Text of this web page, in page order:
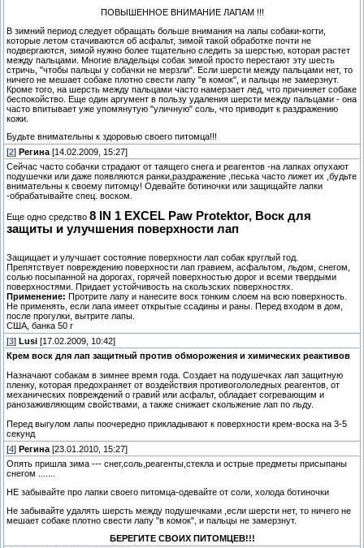
ПОВЫШЕННОЕ ВНИМАНИЕ ЛАПАМ !!!
В зимний период следует обращать больше внимания на лапы собаки-когти,
которые летом стачиваются об асфальт, зимой такой обработке почти не
подвергаются, зимой нужно более тщательно следить за шерстью, которая растет
между пальцами. Многие владельцы собак зимой просто перестают эту шесть
стричь, "чтобы пальцы у собачки не мерзли". Если шерсти между пальцами нет, то
ничего не мешает собаке плотно свести лапу "в комок", и пальцы не замерзнут.
Кроме того, на шерсть между пальцами часто намерзает лед, что причиняет собаке
беспокойство. Еще один аргумент в пользу удаления шерсти между пальцами - она
часто впитывает уже упомянутую "уличную" соль, что приводит к раздражению
кожи.
Будьте внимательны к здоровью своего питомца!!!
[2] Регина [14.02.2009, 15:27]
Сейчас часто собачки страдают от таящего снега и реагентов -на лапках опухают
подушечки или даже появляются ранки,раздражение ,песька часто лижет их ,будьте
внимательны к своему питомцу! Одевайте ботиночки или защищайте лапки
-обрабатывайте спец. воском.
Еще одно средство 8 IN 1 EXCEL Paw Protektor, Воск для
защиты и улучшения поверхности лап
Защищает и улучшает состояние поверхности лап собак круглый год.
Препятствует повреждению поверхности лап гравием, асфальтом, льдом, снегом,
солью посыпанной на дорогах, горячей поверхностью дорог и всеми твердыми
поверхностями. Придает устойчивость на скользских поверхностях.
Применение: Протрите лапу и нанесите воск тонким слоем на всю поверхность.
Не применять, если лапа имеет открытые ссадины и раны. Перед входом в дом,
после прогулки, вытрите лапы.
США, банка 50 г
[3] Lusi [17.02.2009, 10:42]
Крем воск для лап защитный против обморожения и химических реактивов
Назначают собакам в зимнее время года. Создает на подушечках лап защитную
пленку, которая предохраняет от воздействия противогололедных реагентов, от
механических повреждений о гравий или асфальт, обладает согревающим и
ранозаживляющим свойствами, а также снижает скольжение лап по льду.
Перед выгулом лапы поочередно прикладывают к поверхности крем-воска на 3-5
секунд
[4] Регина [23.01.2010, 15:27]
Опять пришла зима --- снег,соль,реагенты,стекла и острые предметы присыпаны
снегом .......
НЕ забывайте про лапки своего питомца-одевайте от соли, холода ботиночки
Не забывайте удалять шерсть между подушечками ,если шерсти нет, то ничего не
мешает собаке плотно свести лапу "в комок", и пальцы не замерзнут.
БЕРЕГИТЕ СВОИХ ПИТОМЦЕВ!!!